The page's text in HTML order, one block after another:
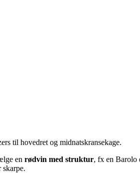
til hovedret og midnatskransekage.
en rødvin med struktur, fx en Barolo